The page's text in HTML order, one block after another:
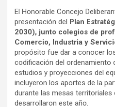
El Honorable Concejo
presentación del Plan
2030), junto colegios de
Comercio, Industria y
propósito fue dar a conocer
codificación del ordenamiento
estudios y proyecciones del
incluyeron los aportes de la
durante las mesas territoriales
desarrollaron este año.